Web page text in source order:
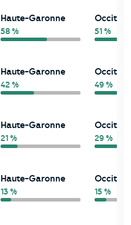
Haute-Garonne
58 % 51 %
Haute-Garonne
42 % 49 %
Haute-Garonne
21 % 29 %
Haute-Garonne
13 % 15 %